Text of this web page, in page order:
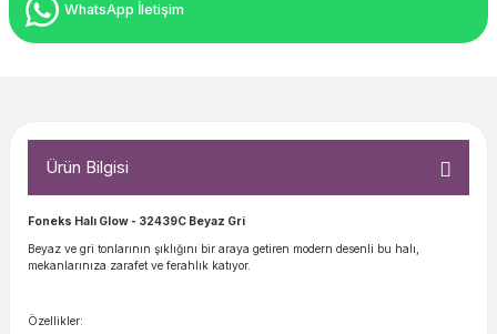
WhatsApp İletişim
Ürün Bilgisi
Foneks Halı Glow - 32439C Beyaz Gri
Beyaz ve gri tonlarının şıklığını bir araya getiren modern desenli bu halı,
mekanlarınıza zarafet ve ferahlık katıyor.
Özellikler: